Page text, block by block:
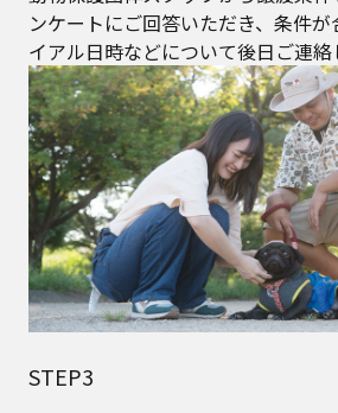
ンケートにご回答いただき、条件
イアル日時などについて後日ご連絡
STEP3